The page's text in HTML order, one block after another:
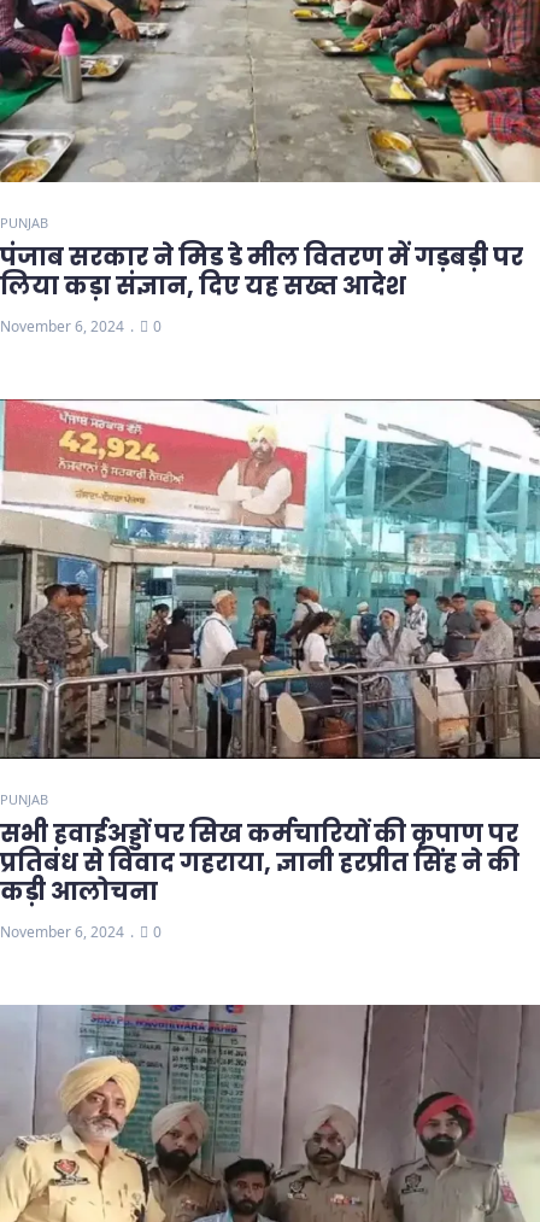
PUNJAB
पंजाब सरकार ने मिड डे मील वितरण में गड़बड़ी पर
लिया कड़ा संज्ञान, दिए यह सख्त आदेश
November 6, 2024 0
PUNJAB
सभी हवाईअड्डों पर सिख कर्मचारियों की कृपाण पर
प्रतिबंध से विवाद गहराया, ज्ञानी हरप्रीत सिंह ने की
कड़ी आलोचना
November 6, 2024 0